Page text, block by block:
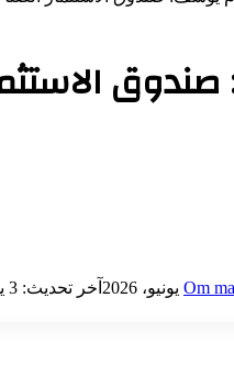
Om
آخر تحديث: 3 يونيو، 2026